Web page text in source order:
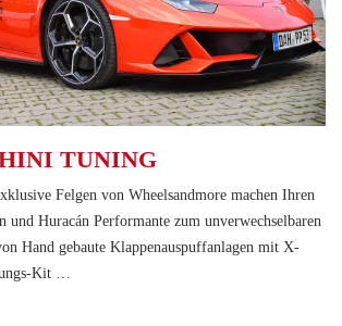
TUNING
Felgen von Wheelsandmore machen Ihren
und Huracán Performante zum unverwechselbaren
Hand gebaute Klappenauspuffanlagen mit X-
Kit …